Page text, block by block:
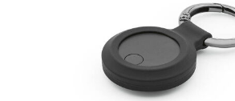
Wattenstaafjes en watjes